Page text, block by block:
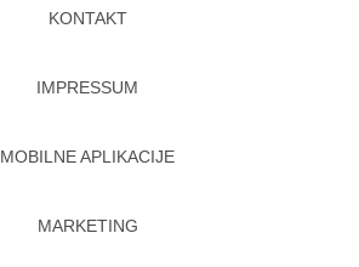
KONTAKT
IMPRESSUM
MOBILNE APLIKACIJE
MARKETING